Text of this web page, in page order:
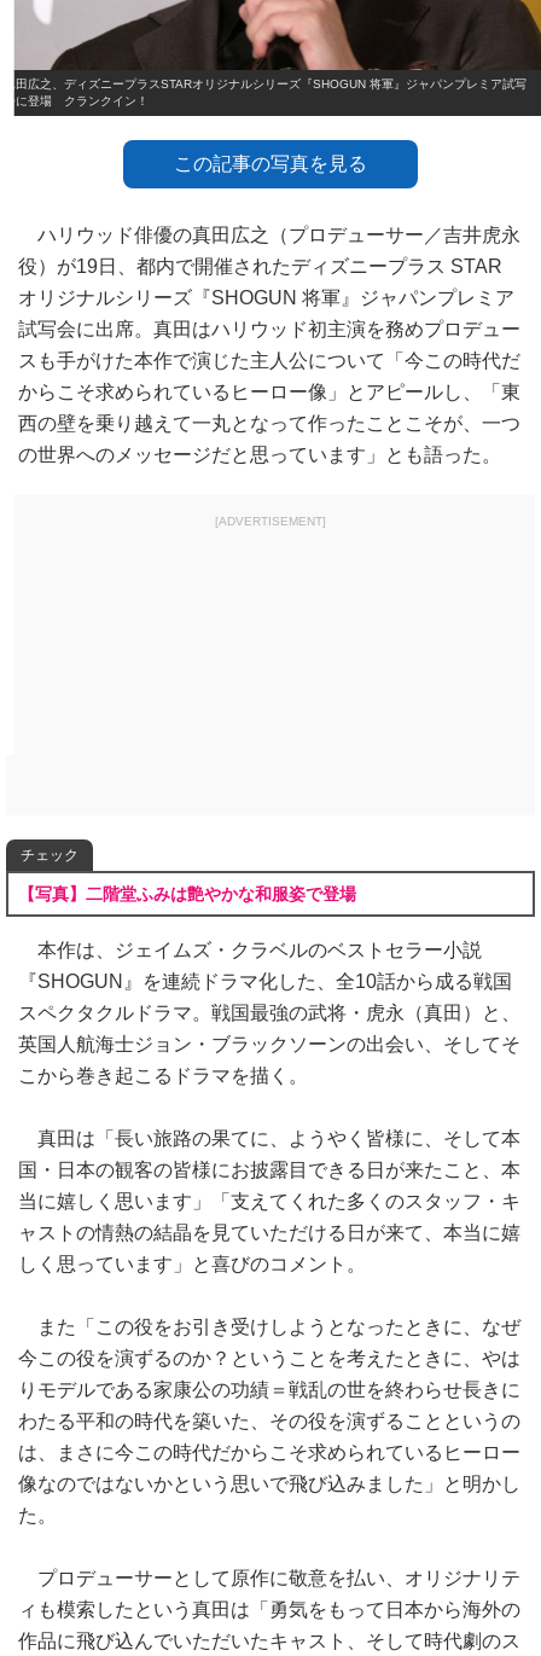
真田広之、ディズニープラスSTARオリジナルシリーズ『SHOGUN 将軍』ジャパンプレミア試写
会に登場 クランクイン！
この記事の写真を見る
ハリウッド俳優の真田広之（プロデューサー／吉井虎永
役）が19日、都内で開催されたディズニープラス STAR
オリジナルシリーズ『SHOGUN 将軍』ジャパンプレミア
試写会に出席。真田はハリウッド初主演を務めプロデュー
スも手がけた本作で演じた主人公について「今この時代だ
からこそ求められているヒーロー像」とアピールし、「東
西の壁を乗り越えて一丸となって作ったことこそが、一つ
の世界へのメッセージだと思っています」とも語った。
[ADVERTISEMENT]
チェック
【写真】二階堂ふみは艶やかな和服姿で登場
本作は、ジェイムズ・クラベルのベストセラー小説
『SHOGUN』を連続ドラマ化した、全10話から成る戦国
スペクタクルドラマ。戦国最強の武将・虎永（真田）と、
英国人航海士ジョン・ブラックソーンの出会い、そしてそ
こから巻き起こるドラマを描く。
真田は「長い旅路の果てに、ようやく皆様に、そして本
国・日本の観客の皆様にお披露目できる日が来たこと、本
当に嬉しく思います」「支えてくれた多くのスタッフ・キ
ャストの情熱の結晶を見ていただける日が来て、本当に嬉
しく思っています」と喜びのコメント。
また「この役をお引き受けしようとなったときに、なぜ
今この役を演ずるのか？ということを考えたときに、やは
りモデルである家康公の功績＝戦乱の世を終わらせ長きに
わたる平和の時代を築いた、その役を演ずることというの
は、まさに今この時代だからこそ求められているヒーロー
像なのではないかという思いで飛び込みました」と明かし
た。
プロデューサーとして原作に敬意を払い、オリジナリテ
ィも模索したという真田は「勇気をもって日本から海外の
作品に飛び込んでいただいたキャスト、そして時代劇のス